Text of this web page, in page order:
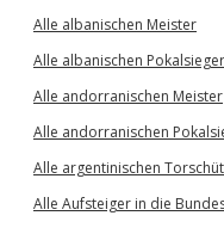
Alle albanischen Meister
Alle albanischen Pokalsieger
Alle andorranischen Meister
Alle andorranischen
Alle argentinischen
Alle Aufsteiger in die